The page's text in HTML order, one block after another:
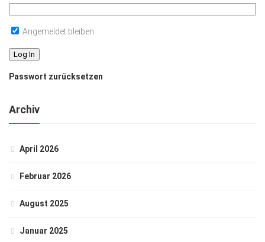
Angemeldet bleiben
Passwort zurücksetzen
Archiv
April 2026
Februar 2026
August 2025
Januar 2025